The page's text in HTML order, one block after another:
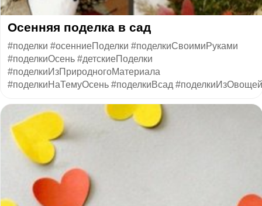
Осенняя поделка в сад
#поделки #осенниеПоделки #поделкиСвоимиРуками
#поделкиОсень #детскиеПоделки
#поделкиИзПриродногоМатериала
#поделкиНаТемуОсень #поделкиВсад #поделкиИзОвощей